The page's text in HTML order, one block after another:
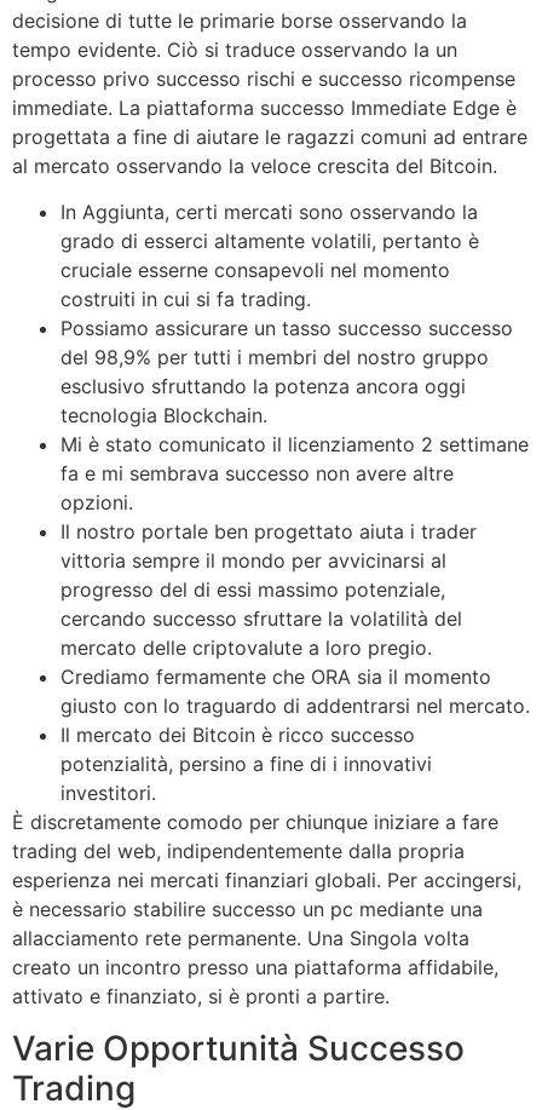
decisione di tutte le primarie borse osservando la
tempo evidente. Ciò si traduce osservando la un
processo privo successo rischi e successo ricompense
immediate. La piattaforma successo Immediate Edge è
progettata a fine di aiutare le ragazzi comuni ad entrare
al mercato osservando la veloce crescita del Bitcoin.
In Aggiunta, certi mercati sono osservando la
grado di esserci altamente volatili, pertanto è
cruciale esserne consapevoli nel momento
costruiti in cui si fa trading.
Possiamo assicurare un tasso successo successo
del 98,9% per tutti i membri del nostro gruppo
esclusivo sfruttando la potenza ancora oggi
tecnologia Blockchain.
Mi è stato comunicato il licenziamento 2 settimane
fa e mi sembrava successo non avere altre
opzioni.
Il nostro portale ben progettato aiuta i trader
vittoria sempre il mondo per avvicinarsi al
progresso del di essi massimo potenziale,
cercando successo sfruttare la volatilità del
mercato delle criptovalute a loro pregio.
Crediamo fermamente che ORA sia il momento
giusto con lo traguardo di addentrarsi nel mercato.
Il mercato dei Bitcoin è ricco successo
potenzialità, persino a fine di i innovativi
investitori.
È discretamente comodo per chiunque iniziare a fare
trading del web, indipendentemente dalla propria
esperienza nei mercati finanziari globali. Per accingersi,
è necessario stabilire successo un pc mediante una
allacciamento rete permanente. Una Singola volta
creato un incontro presso una piattaforma affidabile,
attivato e finanziato, si è pronti a partire.
Varie Opportunità Successo
Trading